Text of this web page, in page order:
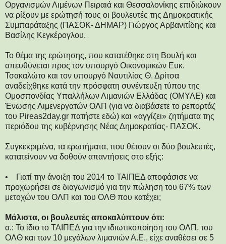
Οργανισμών Λιμένων Πειραιά και Θεσσαλονίκης επιδιώκουν
να ρίξουν με ερώτησή τους οι βουλευτές της Δημοκρατικής
Συμπαράταξης (ΠΑΣΟΚ- ΔΗΜΑΡ) Γιώργος Αρβανιτίδης και
Βασίλης Κεγκέρογλου.
Το θέμα της ερώτησης, που κατατέθηκε στη Βουλή και
απευθύνεται προς τον υπουργό Οικονομικών Ευκ.
Τσακαλώτο και τον υπουργό Ναυτιλίας Θ. Δρίτσα
αναδείχθηκε κατά την πρόσφατη συνέντευξη τύπου της
Ομοσπονδίας Υπαλλήλων Λιμανιών Ελλάδας (ΟΜΥΛΕ) και
Ένωσης Λιμενεργατών ΟΛΠ (για να διαβάσετε το ρεπορτάζ
του Pireas2day.gr πατήστε εδώ) και «αγγίζει» ζητήματα της
περιόδου της κυβέρνησης Νέας Δημοκρατίας- ΠΑΣΟΚ.
Συγκεκριμένα, τα ερωτήματα, που θέτουν οι δύο βουλευτές,
κατατείνουν να δοθούν απαντήσεις στο εξής:
• Γιατί την άνοιξη του 2014 το ΤΑΙΠΕΔ αποφάσισε να
προχωρήσει σε διαγωνισμό για την πώληση του 67% των
μετοχών του ΟΛΠ και του ΟΛΘ που κατέχει;
Μάλιστα, οι βουλευτές αποκαλύπτουν ότι:
α.: Το ίδιο το ΤΑΙΠΕΔ για την ιδιωτικοποίηση του ΟΛΠ, του
ΟΛΘ και των 10 μεγάλων λιμανιών Α.Ε., είχε αναθέσει σε 5